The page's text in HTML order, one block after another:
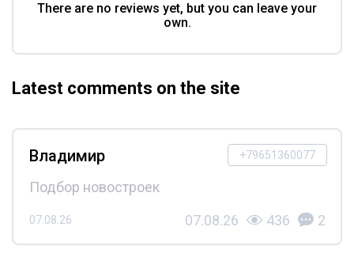
There are no reviews yet, but you can leave your
own.
Latest comments on the site
+79651360077
Владимир
Подбор новостроек
07.08.26 07.08.26 436 2